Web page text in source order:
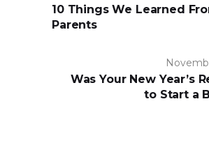
10 Things We Learned
Parents
Was Your New Year’s
to Start a